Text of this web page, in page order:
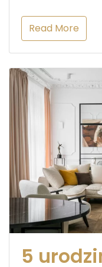
Read More
5